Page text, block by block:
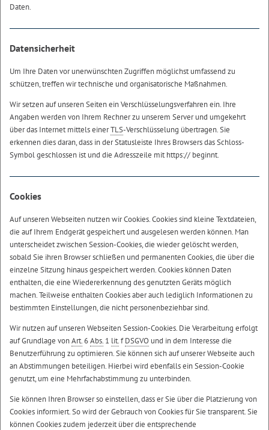
Daten.
Datensicherheit
Um Ihre Daten vor unerwünschten Zugriffen möglichst umfassend zu
schützen, treffen wir technische und organisatorische Maßnahmen.
Wir setzen auf unseren Seiten ein Verschlüsselungsverfahren ein. Ihre
Angaben werden von Ihrem Rechner zu unserem Server und umgekehrt
über das Internet mittels einerTLS-Verschlüsselung übertragen. Sie
erkennen dies daran, dass in der Statusleiste Ihres Browsers das Schloss-
Symbol geschlossen ist und die Adresszeile mit https:// beginnt.
Cookies
Auf unseren Webseiten nutzen wir Cookies. Cookies sind kleine Textdateien,
die auf Ihrem Endgerät gespeichert und ausgelesen werden können. Man
unterscheidet zwischen Session-Cookies, die wieder gelöscht werden,
sobald Sie ihren Browser schließen und permanenten Cookies, die über die
einzelne Sitzung hinaus gespeichert werden. Cookies können Daten
enthalten, die eine Wiedererkennung des genutzten Geräts möglich
machen. Teilweise enthalten Cookies aber auch lediglich Informationen zu
bestimmten Einstellungen, die nicht personenbeziehbar sind.
Wir nutzen auf unseren Webseiten Session-Cookies. Die Verarbeitung erfolgt
auf Grundlage vonArt.6Abs. 1 lit.fDSGVO und in dem Interesse die
Benutzerführung zu optimieren. Sie können sich auf unserer Webseite auch
an Abstimmungen beteiligen. Hierbei wird ebenfalls ein Session-Cookie
genutzt, um eine Mehrfachabstimmung zu unterbinden.
Sie können Ihren Browser so einstellen, dass er Sie über die Platzierung von
Cookies informiert. So wird der Gebrauch von Cookies für Sie transparent. Sie
können Cookies zudem jederzeit über die entsprechende